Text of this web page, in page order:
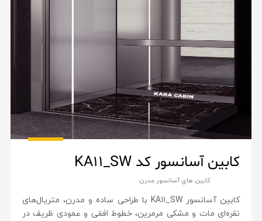
کابین آسانسور کد KA11_SW
کابین های آسانسور مدرن
کابین آسانسور KA11_SW با طراحی ساده و مدرن، متریال‌های
نقره‌ای مات و مشکی مرمرین، خطوط افقی و عمودی ظریف در